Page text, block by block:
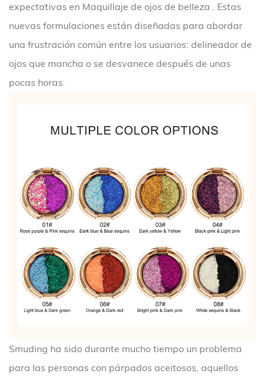
expectativas en Maquillaje de ojos de belleza . Estas
nuevas formulaciones están diseñadas para abordar
una frustración común entre los usuarios: delineador de
ojos que mancha o se desvanece después de unas
pocas horas.
Smuding ha sido durante mucho tiempo un problema
para las personas con párpados aceitosos, aquellos